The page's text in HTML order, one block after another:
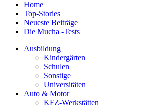
Home
Top-Stories
Neueste Beiträge
Die Mucha -Tests
Ausbildung
Kindergärten
Schulen
Sonstige
Universitäten
Auto & Motor
KFZ-Werkstätten